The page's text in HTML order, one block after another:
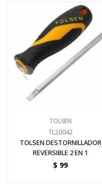
TOLSEN
TL20042
TOLSEN DESTORNILLADOR
REVERSIBLE 2 EN 1
$ 99